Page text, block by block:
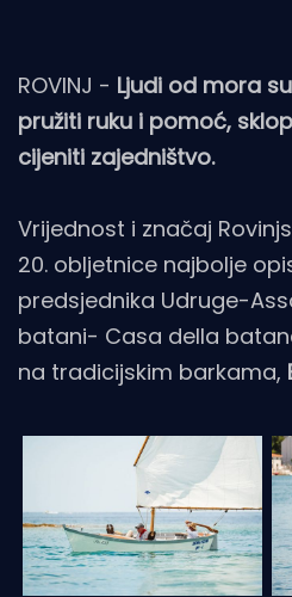
ROVINJ - Ljudi od mora
pružiti ruku i pomoć,
cijeniti zajedništvo.
Vrijednost i značaj
20. obljetnice najbolje
predsjednika Udruge-
batani- Casa della
na tradicijskim barkama,